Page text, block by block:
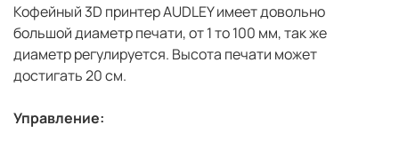
Кофейный 3D принтер AUDLEY имеет довольно
большой диаметр печати, от 1 то 100 мм, так же
диаметр регулируется. Высота печати может
достигать 20 см.
Управление: